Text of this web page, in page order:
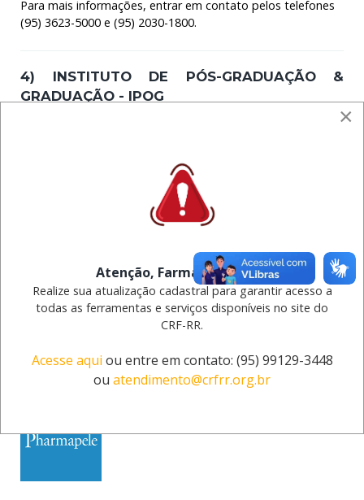
Para mais informações, entrar em contato pelos telefones
(95) 3623-5000 e (95) 2030-1800.
4) INSTITUTO DE PÓS-GRADUAÇÃO &
GRADUAÇÃO - IPOG
Concessão de descontos aos profissionais farmacêuticos e
técnicos de laboratórios nos cursos de graduação e pós-
Para mais informações, entrar em contato no telefone (95)
98404-5001 e (95) 98123-9101.
MANIPULAÇÃO
×
Atenção, Farmacêutico(a)!
Realize sua atualização cadastral para garantir acesso a
todas as ferramentas e serviços disponíveis no site do
CRF-RR.
Acesse aqui ou entre em contato: (95) 99129-3448
ou atendimento@crfrr.org.br